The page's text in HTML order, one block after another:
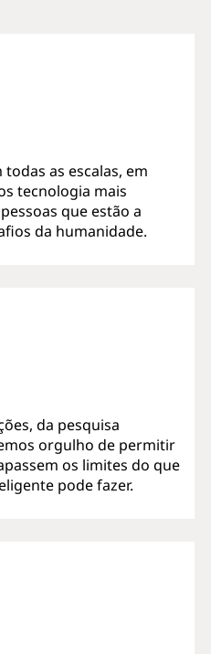
as escalas, em
tecnologia mais
que estão a
da humanidade.
da pesquisa
orgulho de permitir
os limites do que
pode fazer.